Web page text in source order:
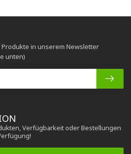
Verfügbarkeit oder Bestellungen
in unserem Newsletter
unten)